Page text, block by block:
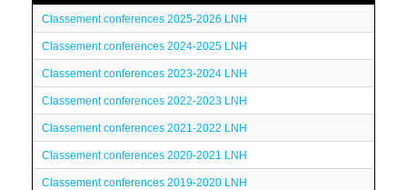
Classement conferences 2025-2026 LNH
Classement conferences 2024-2025 LNH
Classement conferences 2023-2024 LNH
Classement conferences 2022-2023 LNH
Classement conferences 2021-2022 LNH
Classement conferences 2020-2021 LNH
Classement conferences 2019-2020 LNH